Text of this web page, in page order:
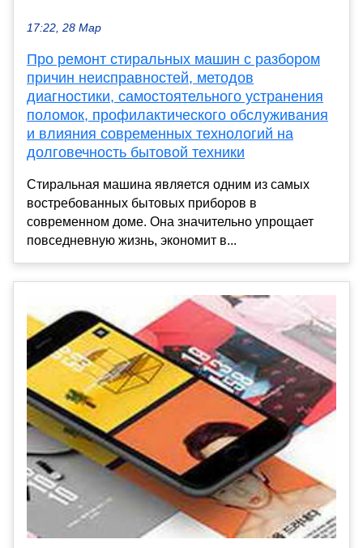
17:22, 28 Мар
Про ремонт стиральных машин с разбором
причин неисправностей, методов
диагностики, самостоятельного устранения
поломок, профилактического обслуживания
и влияния современных технологий на
долговечность бытовой техники
Стиральная машина является одним из самых
востребованных бытовых приборов в
современном доме. Она значительно упрощает
повседневную жизнь, экономит в...